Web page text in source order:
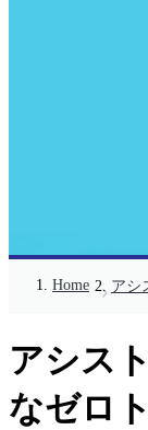
Home アシ
アシス
なゼロ